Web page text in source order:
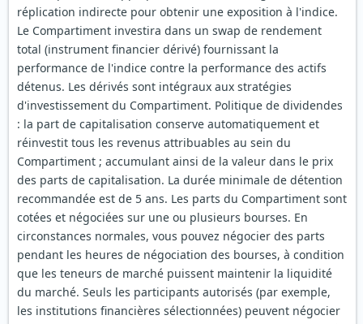
réplication indirecte pour obtenir une exposition à l'indice.
Le Compartiment investira dans un swap de rendement
total (instrument financier dérivé) fournissant la
performance de l'indice contre la performance des actifs
détenus. Les dérivés sont intégraux aux stratégies
d'investissement du Compartiment. Politique de dividendes
: la part de capitalisation conserve automatiquement et
réinvestit tous les revenus attribuables au sein du
Compartiment ; accumulant ainsi de la valeur dans le prix
des parts de capitalisation. La durée minimale de détention
recommandée est de 5 ans. Les parts du Compartiment sont
cotées et négociées sur une ou plusieurs bourses. En
circonstances normales, vous pouvez négocier des parts
pendant les heures de négociation des bourses, à condition
que les teneurs de marché puissent maintenir la liquidité
du marché. Seuls les participants autorisés (par exemple,
les institutions financières sélectionnées) peuvent négocier